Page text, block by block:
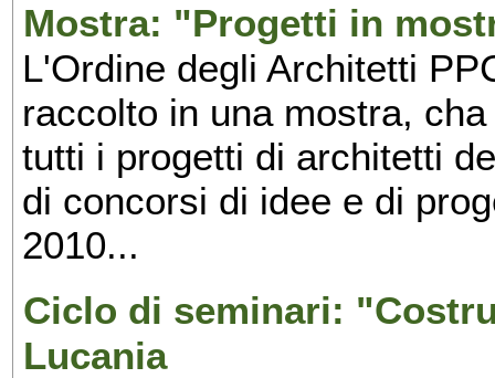
Mostra: "Progetti in
L'Ordine degli Architetti
raccolto in una mostra,
tutti i progetti di architetti
di concorsi di idee e di
2010...
Ciclo di seminari:
Lucania